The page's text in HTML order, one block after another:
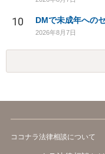
10
2026年8月7日
ココナラ法律相談について